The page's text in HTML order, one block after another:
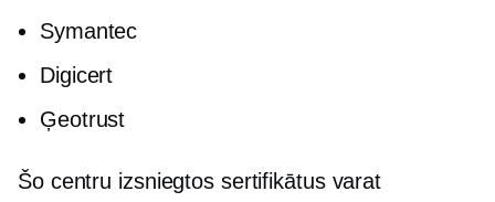
Symantec
Digicert
Ģeotrust
Šo centru izsniegtos sertifikātus varat